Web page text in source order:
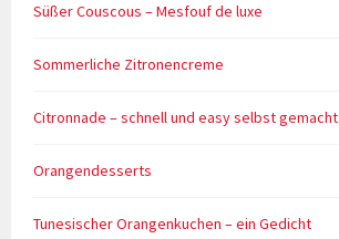
Süßer Couscous – Mesfouf de luxe
Sommerliche Zitronencreme
Citronnade – schnell und easy selbst gemacht
Orangendesserts
Tunesischer Orangenkuchen – ein Gedicht